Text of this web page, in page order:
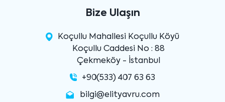
Bize Ulaşın
Koçullu Mahallesi Koçullu Köyü
Koçullu Caddesi No : 88
Çekmeköy - İstanbul
+90(533) 407 63 63
bilgi@elityavru.com